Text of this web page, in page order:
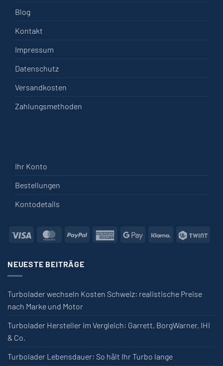
Blog
Kontakt
Impressum
Datenschutz
Versandkosten
Zahlungsmethoden
Ihr Konto
Bestellungen
Kontodetails
Visa MasterCardPayPal American Express
Google PayKlarna
NEUESTE BEITRÄGE
Turbolader wechseln Kosten Schweiz: realistische Preise
nach Marke und Motor
Turbolader Hersteller im Vergleich: Garrett, BorgWarner, IHI
& Co.
Turbolader Lebensdauer: So hält Ihr Turbo lange